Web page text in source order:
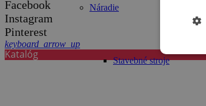
Náradie
Stavebné stroje
Facebook
Instagram
Pinterest
keyboard_arrow_up
Katalóg